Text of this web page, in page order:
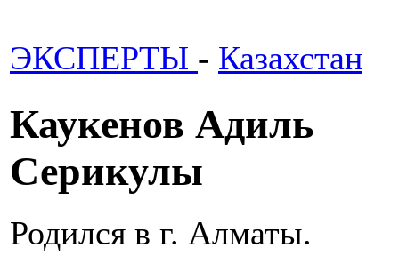
ЭКСПЕРТЫ - Казахстан
Каукенов Адиль
Серикулы
Родился в г. Алматы.